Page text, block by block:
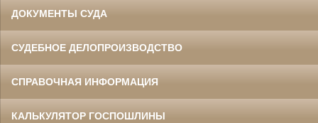
ДОКУМЕНТЫ СУДА
СУДЕБНОЕ ДЕЛОПРОИЗВОДСТВО
СПРАВОЧНАЯ ИНФОРМАЦИЯ
КАЛЬКУЛЯТОР ГОСПОШЛИНЫ